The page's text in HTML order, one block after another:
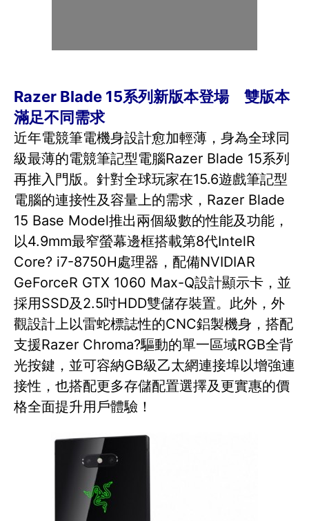
Razer Blade 15系列新版本登場 雙版本
滿足不同需求
近年電競筆電機身設計愈加輕薄，身為全球同
級最薄的電競筆記型電腦Razer Blade 15系列
再推入門版。針對全球玩家在15.6遊戲筆記型
電腦的連接性及容量上的需求，Razer Blade
15 Base Model推出兩個級數的性能及功能，
以4.9mm最窄螢幕邊框搭載第8代IntelR
Core? i7-8750H處理器，配備NVIDIAR
GeForceR GTX 1060 Max-Q設計顯示卡，並
採用SSD及2.5吋HDD雙儲存裝置。此外，外
觀設計上以雷蛇標誌性的CNC鋁製機身，搭配
支援Razer Chroma?驅動的單一區域RGB全背
光按鍵，並可容納GB級乙太網連接埠以增強連
接性，也搭配更多存儲配置選擇及更實惠的價
格全面提升用戶體驗！